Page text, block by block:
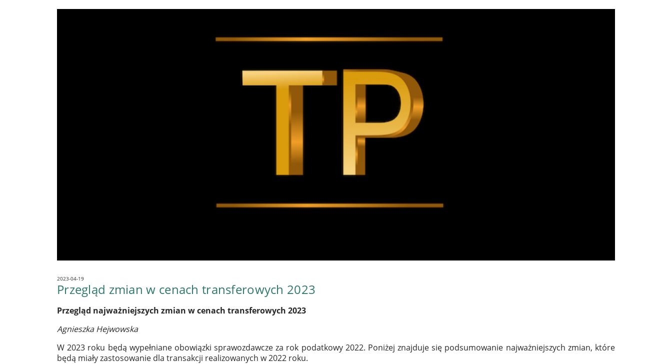
2023-04-19
Przegląd zmian w cenach transferowych 2023
Przegląd najważniejszych zmian w cenach transferowych 2023
Agnieszka Hejwowska
W 2023 roku będą wypełniane obowiązki sprawozdawcze za rok podatkowy 2022. Poniżej znajduje się podsumowanie najważniejszych zmian, które
będą miały zastosowanie dla transakcji realizowanych w 2022 roku.